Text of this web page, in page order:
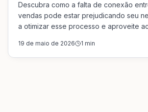
Descubra como a falta de conexão
vendas pode estar prejudicando seu
a otimizar esse processo e aproveite
19 de maio de 2026 1 min